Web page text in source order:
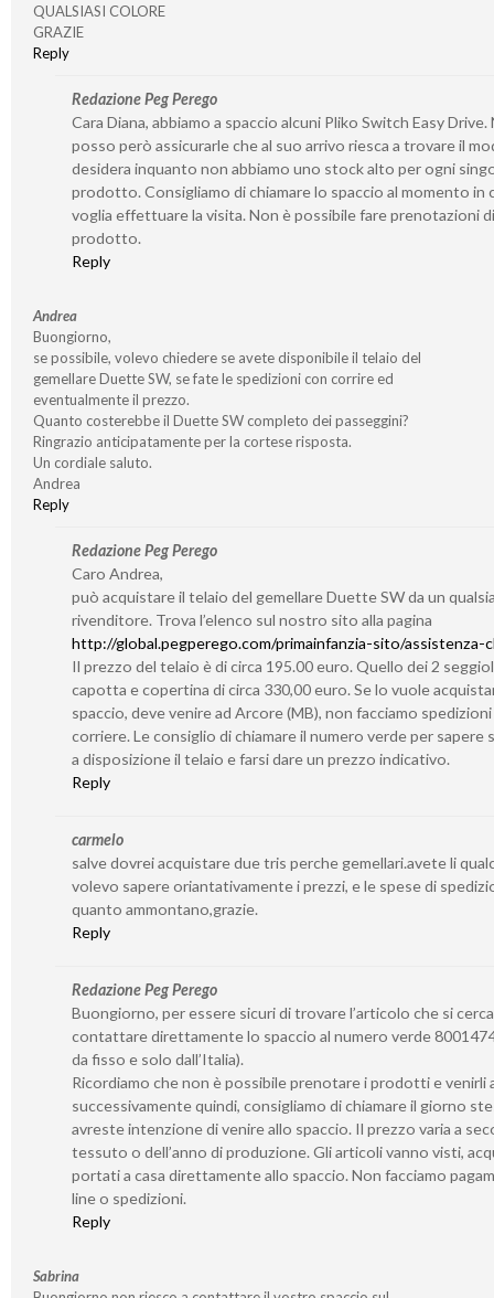
QUALSIASI COLORE
GRAZIE
Reply
Redazione Peg Perego
Cara Diana, abbiamo a spaccio alcuni Pliko Switch Easy Drive.
posso però assicurarle che al suo arrivo riesca a trovare il
desidera inquanto non abbiamo uno stock alto per ogni
prodotto. Consigliamo di chiamare lo spaccio al momento in
voglia effettuare la visita. Non è possibile fare prenotazioni di
prodotto.
Reply
Andrea
Buongiorno,
se possibile, volevo chiedere se avete disponibile il telaio del
gemellare Duette SW, se fate le spedizioni con corrire ed
eventualmente il prezzo.
Quanto costerebbe il Duette SW completo dei passeggini?
Ringrazio anticipatamente per la cortese risposta.
Un cordiale saluto.
Andrea
Reply
Redazione Peg Perego
Caro Andrea,
può acquistare il telaio del gemellare Duette SW da un
rivenditore. Trova l’elenco sul nostro sito alla pagina
http://global.pegperego.com/primainfanzia-sito/assistenza-
Il prezzo del telaio è di circa 195.00 euro. Quello dei 2
capotta e copertina di circa 330,00 euro. Se lo vuole
spaccio, deve venire ad Arcore (MB), non facciamo
corriere. Le consiglio di chiamare il numero verde per sapere
a disposizione il telaio e farsi dare un prezzo indicativo.
Reply
carmelo
salve dovrei acquistare due tris perche gemellari.avete li
volevo sapere oriantativamente i prezzi, e le spese di
quanto ammontano,grazie.
Reply
Redazione Peg Perego
Buongiorno, per essere sicuri di trovare l’articolo che si
contattare direttamente lo spaccio al numero verde
da fisso e solo dall’Italia).
Ricordiamo che non è possibile prenotare i prodotti e venirli
successivamente quindi, consigliamo di chiamare il giorno
avreste intenzione di venire allo spaccio. Il prezzo varia a
tessuto o dell’anno di produzione. Gli articoli vanno visti,
portati a casa direttamente allo spaccio. Non facciamo
line o spedizioni.
Reply
Sabrina